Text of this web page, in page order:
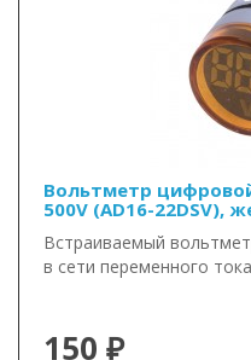
Вольтметр
500V (AD16-22DSV),
Встраиваемый
в сети переменного
150 ₽